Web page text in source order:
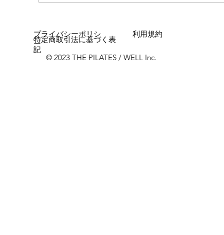
© 2023 THE PILATES / WELL Inc.
プライバシーポリシ
ー
利用規約
特定商取引法に基づく表
記